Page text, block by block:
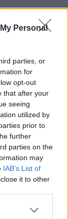
Personal
parties, or
for
opt-out
that after your
seeing
utilized by
prior to
further
parties on the
may
IAB’s List of
it to other
Google
intenti,
in modo
inviti,
valutazioni
eventuali
verificabili
rispetto a
la
Se mancano